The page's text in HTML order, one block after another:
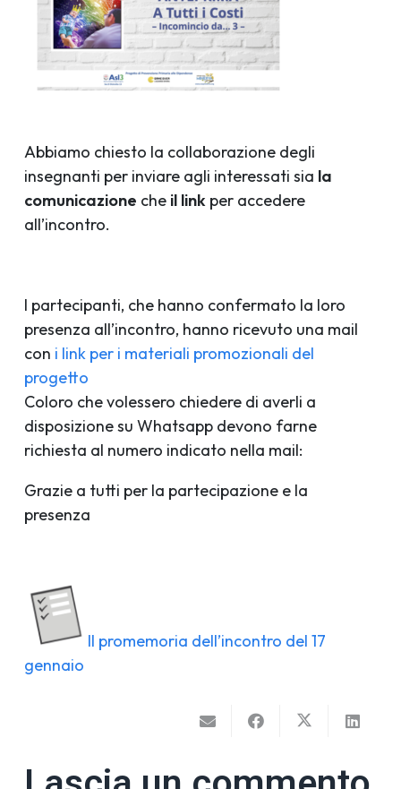
Abbiamo chiesto la collaborazione degli
insegnanti per inviare agli interessati sia la
comunicazione che il link per accedere
all’incontro.
I partecipanti, che hanno confermato la loro
presenza all’incontro, hanno ricevuto una mail
con i link per i materiali promozionali del
progetto
Coloro che volessero chiedere di averli a
disposizione su Whatsapp devono farne
richiesta al numero indicato nella mail:
Grazie a tutti per la partecipazione e la
presenza
Il promemoria dell’incontro del 17
gennaio